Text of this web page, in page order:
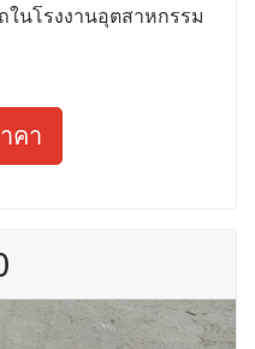
นโรงงานอุตสาหกรรม
คา